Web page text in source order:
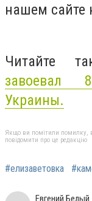
нашем сайте
Читайте
завоевал
Украины.
Якщо ви помітили помилку,
повідомити про це редакцію
#елизаветовка
Евгений Белый